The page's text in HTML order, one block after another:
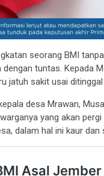
seorang BMI
tuntas. Kepada
jatuh sakit usai ditinggal
desa Mrawan,
yang akan
dalam hal ini kaur